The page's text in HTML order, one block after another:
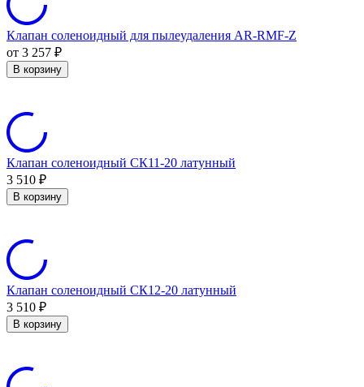
Клапан соленоидный для пылеудаления AR-RMF-Z
от 3 257 ₽
В корзину
Клапан соленоидный СК11-20 латунный
3 510 ₽
В корзину
Клапан соленоидный СК12-20 латунный
3 510 ₽
В корзину